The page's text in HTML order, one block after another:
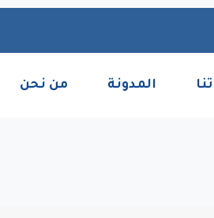
المدونة من نحن